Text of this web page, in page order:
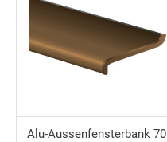
Alu-Aussenfensterbank 70